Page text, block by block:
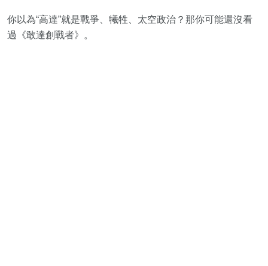
你以為“高達”就是戰爭、犧牲、太空政治？那你可能還沒看
過《敢達創戰者》。